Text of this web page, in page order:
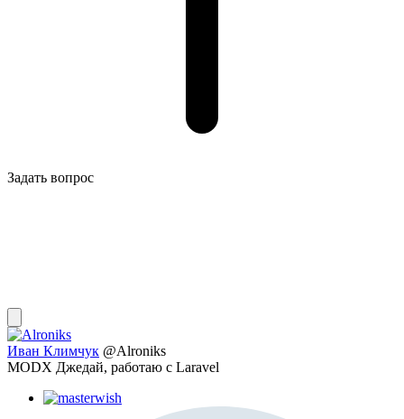
Задать вопрос
Иван Климчук @Alroniks
MODX Джедай, работаю с Laravel